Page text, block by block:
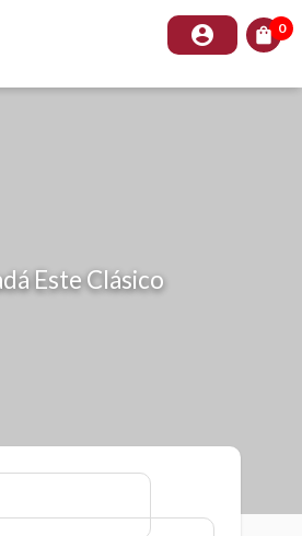
account_circle shopping_bag 0
Este Clásico